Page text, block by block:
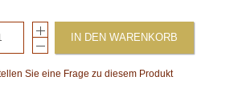
IN DEN WARENKORB
Sie eine Frage zu diesem Produkt